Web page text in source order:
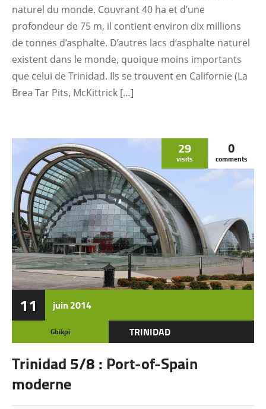
naturel du monde. Couvrant 40 ha et d’une
profondeur de 75 m, il contient environ dix millions
de tonnes d’asphalte. D’autres lacs d’asphalte naturel
existent dans le monde, quoique moins importants
que celui de Trinidad. Ils se trouvent en Californie (La
Brea Tar Pits, McKittrick […]
11 juin 2014
29
visits
0
comments
Gbikpi TRINIDAD
Trinidad 5/8 : Port-of-Spain
moderne